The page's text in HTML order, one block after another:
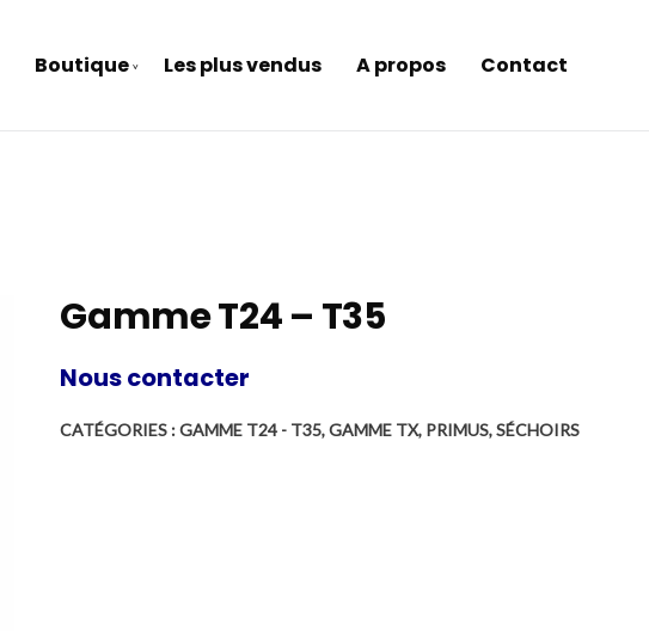
Boutique Les plus vendus A propos Contact
Gamme T24 – T35
Nous contacter
CATÉGORIES :GAMME T24 - T35,GAMME TX, PRIMUS,SÉCHOIRS